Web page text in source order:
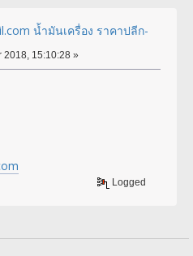
น้ำมันเครื่อง ราคาปลีก-
2018, 15:10:28 »
Logged